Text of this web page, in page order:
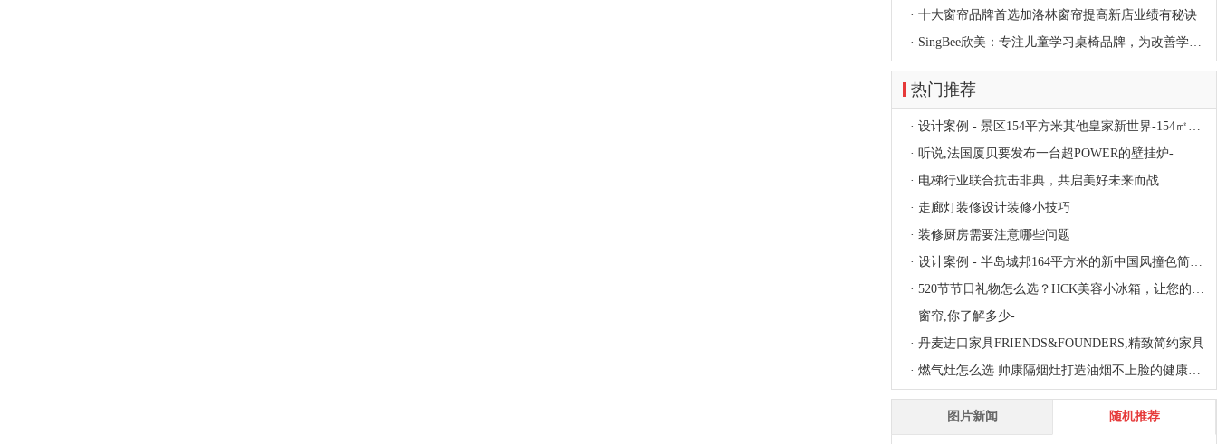
· 十大窗帘品牌首选加洛林窗帘提高新店业绩有秘诀
· SingBee欣美：专注儿童学习桌椅品牌，为改善学习环境而生！
热门推荐
· 设计案例 - 景区154平方米其他皇家新世界-154㎡（6）照片新世界
· 听说,法国厦贝要发布一台超POWER的壁挂炉-
· 电梯行业联合抗击非典，共启美好未来而战
· 走廊灯装修设计装修小技巧
· 装修厨房需要注意哪些问题
· 设计案例 - 半岛城邦164平方米的新中国风撞色简约欧式（3）照片
· 520节节日礼物怎么选？HCK美容小冰箱，让您的礼物更多产品！
· 窗帘,你了解多少-
· 丹麦进口家具FRIENDS&FOUNDERS,精致简约家具
· 燃气灶怎么选 帅康隔烟灶打造油烟不上脸的健康烹饪空间
图片新闻 随机推荐